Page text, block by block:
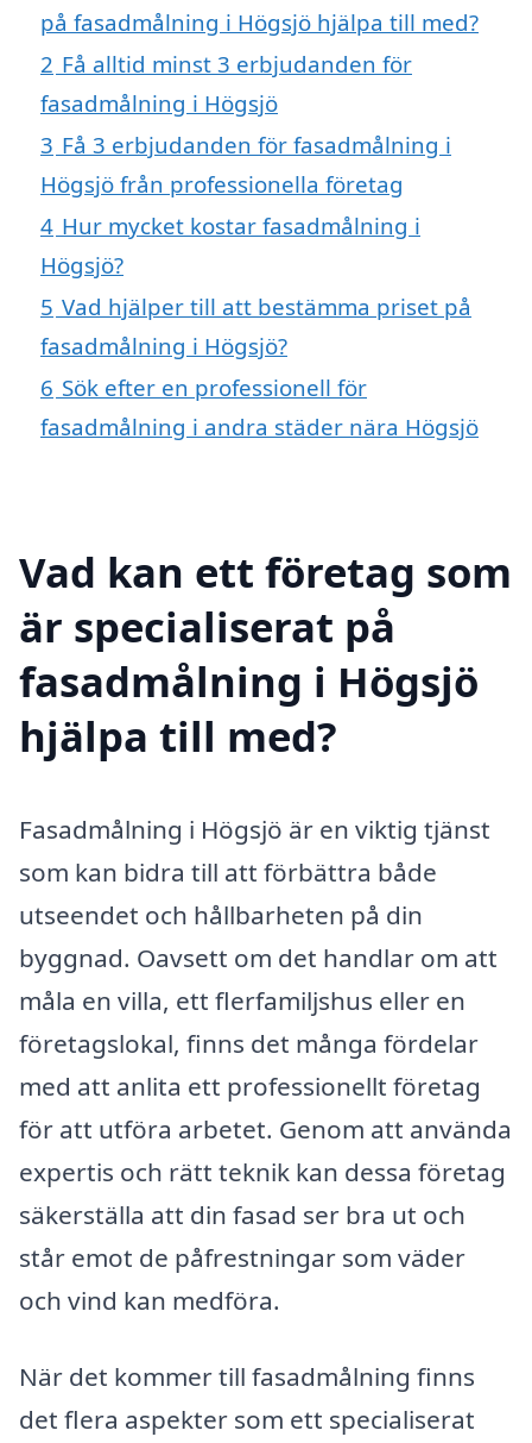
på fasadmålning i Högsjö hjälpa till med?
2 Få alltid minst 3 erbjudanden för
fasadmålning i Högsjö
3 Få 3 erbjudanden för fasadmålning i
Högsjö från professionella företag
4 Hur mycket kostar fasadmålning i
Högsjö?
5 Vad hjälper till att bestämma priset på
fasadmålning i Högsjö?
6 Sök efter en professionell för
fasadmålning i andra städer nära Högsjö
Vad kan ett företag som
är specialiserat på
fasadmålning i Högsjö
hjälpa till med?
Fasadmålning i Högsjö är en viktig tjänst
som kan bidra till att förbättra både
utseendet och hållbarheten på din
byggnad. Oavsett om det handlar om att
måla en villa, ett flerfamiljshus eller en
företagslokal, finns det många fördelar
med att anlita ett professionellt företag
för att utföra arbetet. Genom att använda
expertis och rätt teknik kan dessa företag
säkerställa att din fasad ser bra ut och
står emot de påfrestningar som väder
och vind kan medföra.
När det kommer till fasadmålning finns
det flera aspekter som ett specialiserat